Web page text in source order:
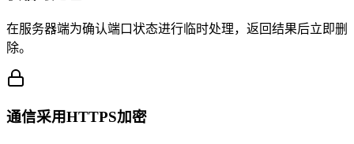
在服务器端为确认端口状态进行临时处理，返回结果后立即删
除。
通信采用HTTPS加密